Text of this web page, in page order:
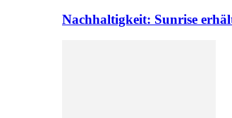
Nachhaltigkeit: Sunrise